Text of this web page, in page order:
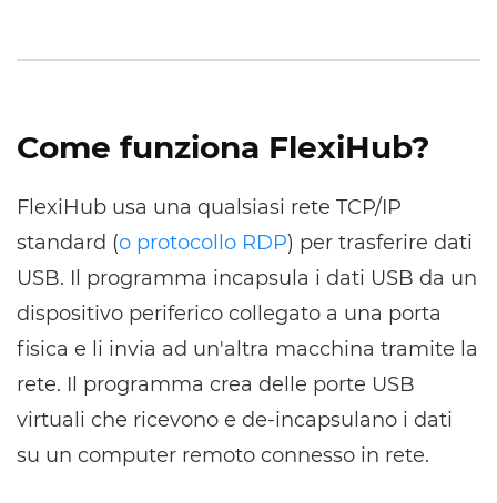
Come funziona FlexiHub?
FlexiHub usa una qualsiasi rete TCP/IP
standard (o protocollo RDP) per trasferire dati
USB. Il programma incapsula i dati USB da un
dispositivo periferico collegato a una porta
fisica e li invia ad un'altra macchina tramite la
rete. Il programma crea delle porte USB
virtuali che ricevono e de-incapsulano i dati
su un computer remoto connesso in rete.